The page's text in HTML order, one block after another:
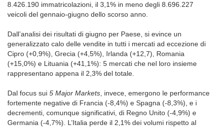
8.426.190 immatricolazioni, il 3,1% in meno degli 8.696.227
veicoli del gennaio-giugno dello scorso anno.
Dall’analisi dei risultati di giugno per Paese, si evince un
generalizzato calo delle vendite in tutti i mercati ad eccezione di
Cipro (+0,9%), Grecia (+4,5%), Irlanda (+12,7), Romania
(+15,0%) e Lituania (+41,1%): 5 mercati che nel loro insieme
rappresentano appena il 2,3% del totale.
Dal focus sui 5 Major Markets , invece, emergono le performance
fortemente negative di Francia (-8,4%) e Spagna (-8,3%), e i
decrementi, comunque significativi, di Regno Unito (-4,9%) e
Germania (-4,7%). L’Italia perde il 2,1% dei volumi rispetto al